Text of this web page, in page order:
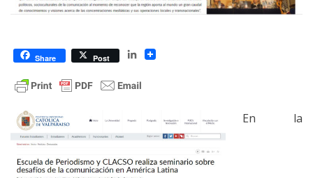
Share Post LinkedIn
En la